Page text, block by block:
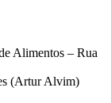
Alimentos – Rua
(Artur Alvim)